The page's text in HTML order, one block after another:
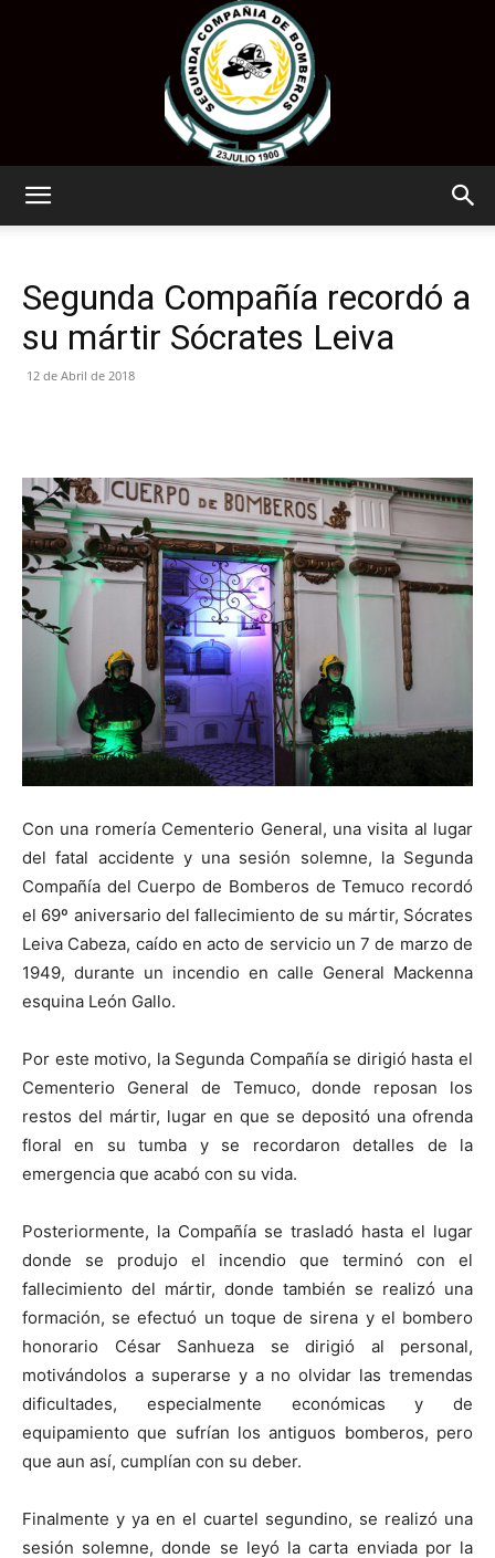
Segunda Compañía recordó a
su mártir Sócrates Leiva
12 de Abril de 2018
Con una romería Cementerio General, una visita al lugar
del fatal accidente y una sesión solemne, la Segunda
Compañía del Cuerpo de Bomberos de Temuco recordó
el 69º aniversario del fallecimiento de su mártir, Sócrates
Leiva Cabeza, caído en acto de servicio un 7 de marzo de
1949, durante un incendio en calle General Mackenna
esquina León Gallo.
Por este motivo, la Segunda Compañía se dirigió hasta el
Cementerio General de Temuco, donde reposan los
restos del mártir, lugar en que se depositó una ofrenda
floral en su tumba y se recordaron detalles de la
emergencia que acabó con su vida.
Posteriormente, la Compañía se trasladó hasta el lugar
donde se produjo el incendio que terminó con el
fallecimiento del mártir, donde también se realizó una
formación, se efectuó un toque de sirena y el bombero
honorario César Sanhueza se dirigió al personal,
motivándolos a superarse y a no olvidar las tremendas
dificultades, especialmente económicas y de
equipamiento que sufrían los antiguos bomberos, pero
que aun así, cumplían con su deber.
Finalmente y ya en el cuartel segundino, se realizó una
sesión solemne, donde se leyó la carta enviada por la